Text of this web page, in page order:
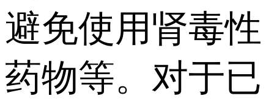
避免使用肾毒性
药物等。对于已